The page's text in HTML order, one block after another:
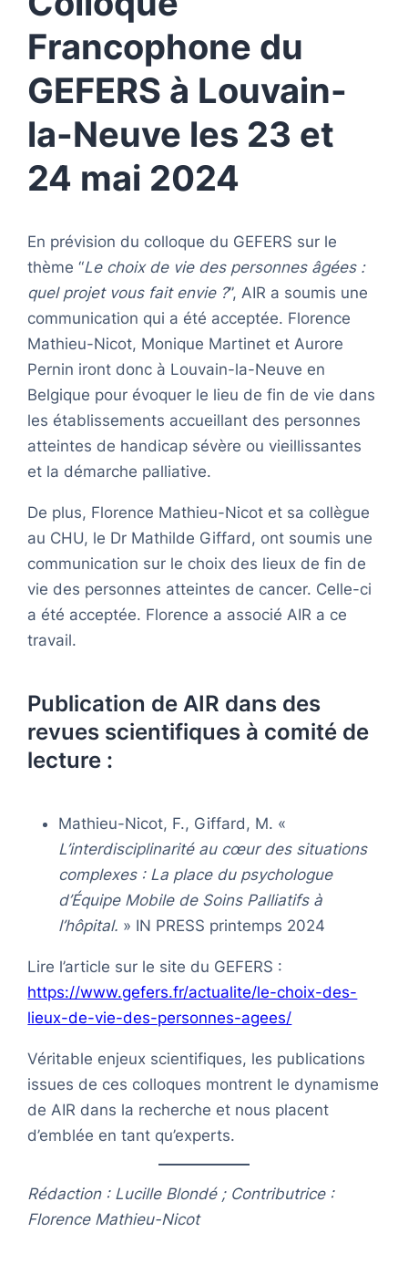
Francophone du
GEFERS à Louvain-
la-Neuve les 23 et
24 mai 2024
En prévision du colloque du GEFERS sur le
thème “Le choix de vie des personnes âgées :
quel projet vous fait envie ?”, AIR a soumis une
communication qui a été acceptée. Florence
Mathieu-Nicot, Monique Martinet et Aurore
Pernin iront donc à Louvain-la-Neuve en
Belgique pour évoquer le lieu de fin de vie dans
les établissements accueillant des personnes
atteintes de handicap sévère ou vieillissantes
et la démarche palliative.
De plus, Florence Mathieu-Nicot et sa collègue
au CHU, le Dr Mathilde Giffard, ont soumis une
communication sur le choix des lieux de fin de
vie des personnes atteintes de cancer. Celle-ci
a été acceptée. Florence a associé AIR a ce
travail.
Publication de AIR dans des
revues scientifiques à comité de
lecture :
Mathieu-Nicot, F., Giffard, M. «
L’interdisciplinarité au cœur des situations
complexes : La place du psychologue
d’Équipe Mobile de Soins Palliatifs à
l’hôpital. » IN PRESS printemps 2024
Lire l’article sur le site du GEFERS :
https://www.gefers.fr/actualite/le-choix-des-
lieux-de-vie-des-personnes-agees/
Véritable enjeux scientifiques, les publications
issues de ces colloques montrent le dynamisme
de AIR dans la recherche et nous placent
d’emblée en tant qu’experts.
Rédaction : Lucille Blondé ; Contributrice :
Florence Mathieu-Nicot